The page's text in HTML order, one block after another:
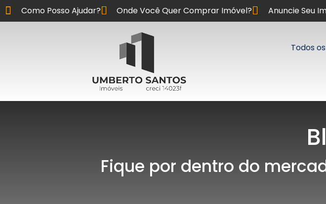
Anuncie Seu
Como Posso Ajudar? Onde Você Quer Comprar Imóvel?
Todos
Fique por dentro do